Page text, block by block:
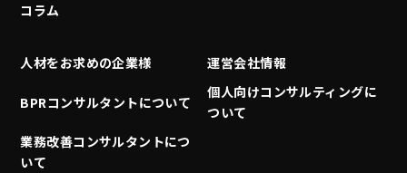
コラム
人材をお求めの企業様 運営会社情報
BPRコンサルタントについて
個人向けコンサルティングに
ついて
業務改善コンサルタントにつ
いて